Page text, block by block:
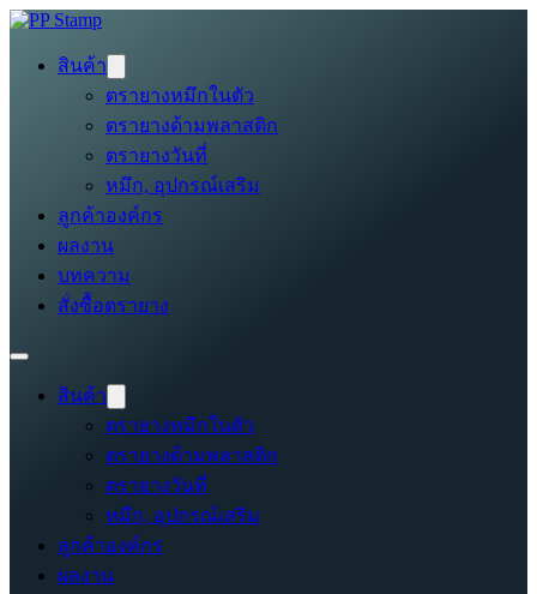
สินค้า
ตรายางหมึกในตัว
ตรายางด้ามพลาสติก
ตรายางวันที่
หมึก, อุปกรณ์เสริม
ลูกค้าองค์กร
ผลงาน
บทความ
สั่งซื้อตรายาง
สินค้า
ตรายางหมึกในตัว
ตรายางด้ามพลาสติก
ตรายางวันที่
หมึก, อุปกรณ์เสริม
ลูกค้าองค์กร
ผลงาน